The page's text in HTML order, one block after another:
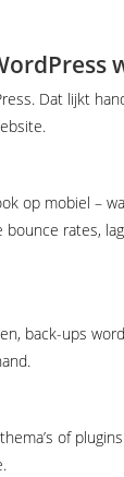
Dat lijkt
op mobiel –
rates,
back-ups
of